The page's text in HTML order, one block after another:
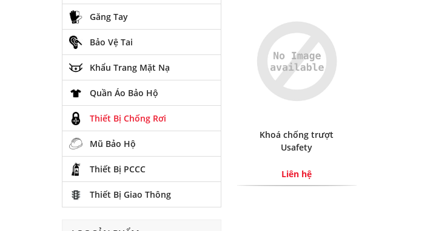
Găng Tay
Bảo Vệ Tai
Khẩu Trang Mặt Nạ
Quần Áo Bảo Hộ
Thiết Bị Chống Rơi
Mũ Bảo Hộ
Thiết Bị PCCC
Thiết Bị Giao Thông
Khoá chống trượt
Usafety
Liên hệ